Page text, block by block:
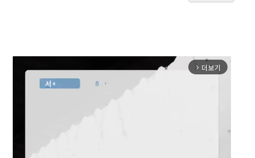
arrow_forward_ios 더보기